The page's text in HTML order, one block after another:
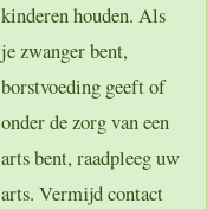
kinderen houden. Als
je zwanger bent,
borstvoeding geeft of
onder de zorg van een
arts bent, raadpleeg uw
arts. Vermijd contact